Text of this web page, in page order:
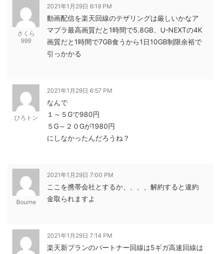
さくら
999
2021年1月29日 6:19 PM
動画配信を楽天回線のテザリングは厳しいかなア
マプラ最高画質だと1時間で5.8GB、U-NEXTの4K
画質だと1時間で7GB食うから1日10GB制限余裕で
引っかかる
ひろトン
2021年1月29日 6:57 PM
なんで
１～５Gで980円
５G～２０Gが1980円
にしなかったんだろうね？
Bourne
2021年1月29日 7:00 PM
ここを携帯会社とするか、、、、解約すると違約
金取られますよ
2021年1月29日 7:14 PM
楽天新プランのパートナー回線は5ギガ高速回線は